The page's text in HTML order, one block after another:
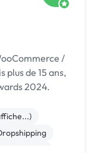
/
plus de 15 ans,
2024.